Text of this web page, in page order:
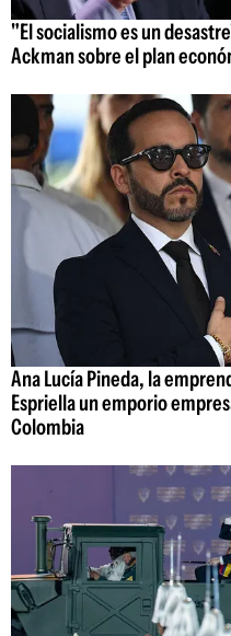
"El socialismo es un
Ackman sobre el plan
Ana Lucía Pineda, la
Espriella un emporio
Colombia